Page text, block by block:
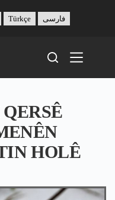
Türkçe فارسی
HOLÊ